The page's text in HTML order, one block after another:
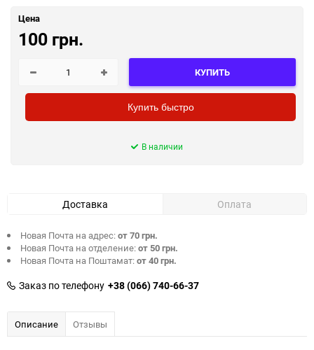
Цена
100 грн.
КУПИТЬ
Купить быстро
В наличии
Доставка Оплата
Новая Почта на адрес:от 70 грн.
Новая Почта на отделение:от 50 грн.
Новая Почта на Поштамат:от 40 грн.
Заказ по телефону +38 (066) 740-66-37
Описание Отзывы